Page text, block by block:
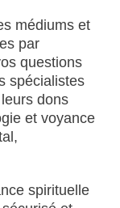
médiums et
par
questions
spécialistes
dons
et voyance
spirituelle